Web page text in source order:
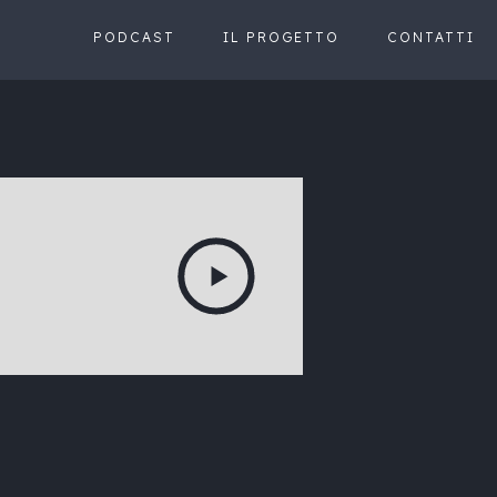
PODCAST IL PROGETTO CONTATTI